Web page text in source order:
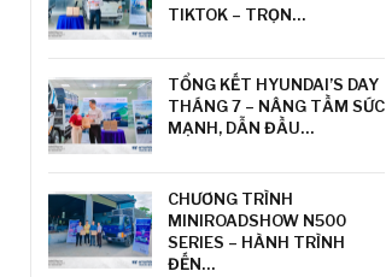
TIKTOK – TRỌN…
TỔNG KẾT HYUNDAI’S DAY
THÁNG 7 – NÂNG TẦM SỨC
MẠNH, DẪN ĐẦU…
CHƯƠNG TRÌNH
MINIROADSHOW N500
SERIES – HÀNH TRÌNH
ĐẾN…